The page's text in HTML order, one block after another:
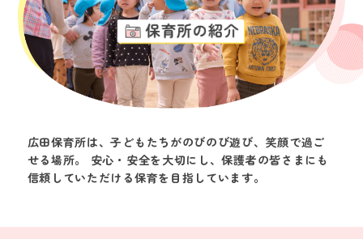
広田保育所は、子どもたちがのびのび遊び、笑顔で過ご
せる場所。
安心・安全を大切にし、保護者の皆さまにも
信頼していただける保育を目指しています。